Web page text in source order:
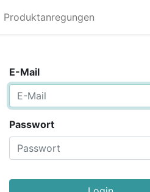
Produktanregungen
E-Mail
Passwort